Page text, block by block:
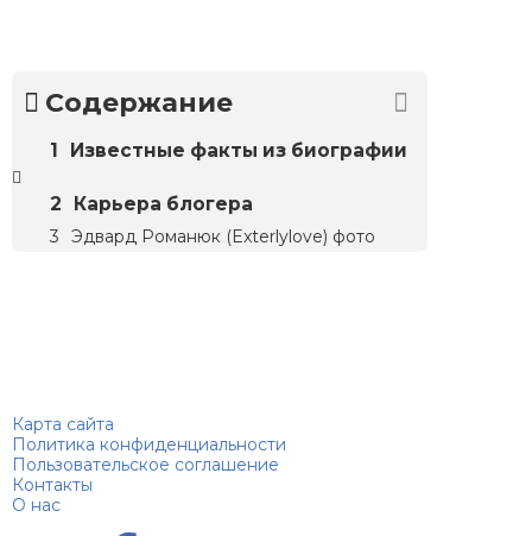
Содержание
Известные факты из биографии
Карьера блогера
Эдвард Романюк (Exterlylove) фото
Карта сайта
Политика конфиденциальности
Пользовательское соглашение
Контакты
О нас